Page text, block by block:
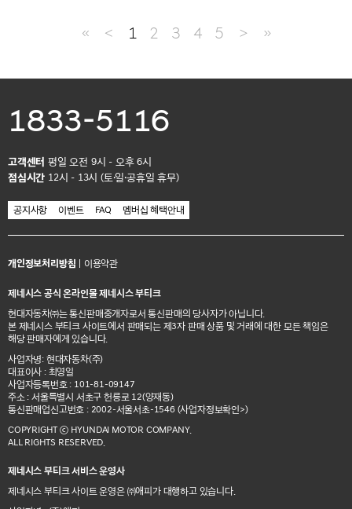
≪ ＜ 1 2 3 4 5 ＞ ≫
1833-5116
고객센터 평일 오전 9시 - 오후 6시
점심시간 12시 - 13시 (토·일·공휴일 휴무)
공지사항 이벤트 FAQ 멤버십 혜택안내
개인정보처리방침 이용약관
제네시스 공식 온라인몰 제네시스 부티크
현대자동차㈜는 통신판매중개자로서 통신판매의 당사자가 아닙니다.
본 제네시스 부티크 사이트에서 판매되는 제3자 판매 상품 및 거래에 대한 모든 책임은
해당 판매자에게 있습니다.
사업자명: 현대자동차(주)
대표이사 : 최영일
사업자등록번호 : 101-81-09147
주소 : 서울특별시 서초구 헌릉로 12(양재동)
통신판매업신고번호 : 2002-서울서초-1546 (사업자정보확인>)
COPYRIGHT ⓒ HYUNDAI MOTOR COMPANY.
ALL RIGHTS RESERVED.
제네시스 부티크 서비스 운영사
제네시스 부티크 사이트 운영은 ㈜애피가 대행하고 있습니다.